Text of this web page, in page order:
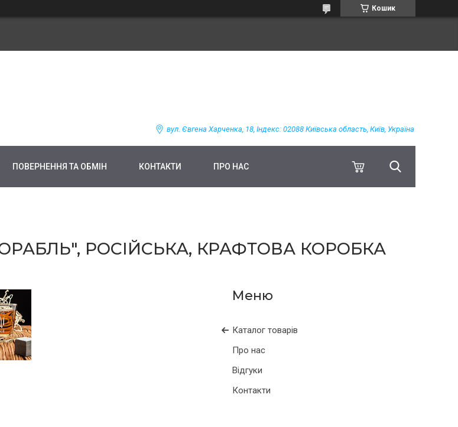
Кошик
вул. Євгена Харченка, 18, Індекс: 02088 Київська область, Київ, Україна
ПОВЕРНЕННЯ ТА ОБМІН КОНТАКТИ ПРО НАС
РОСІЙСЬКА, КРАФТОВА КОРОБКА
Каталог товарів
Про нас
Відгуки
Контакти